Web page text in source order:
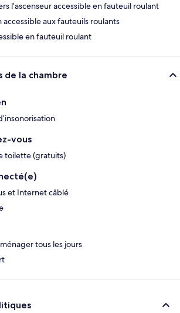
l’ascenseur accessible en fauteuil roulant
accessible aux fauteuils roulants
en fauteuil roulant
de la chambre
vous
toilette (gratuits)
et Internet câblé
tous les jours